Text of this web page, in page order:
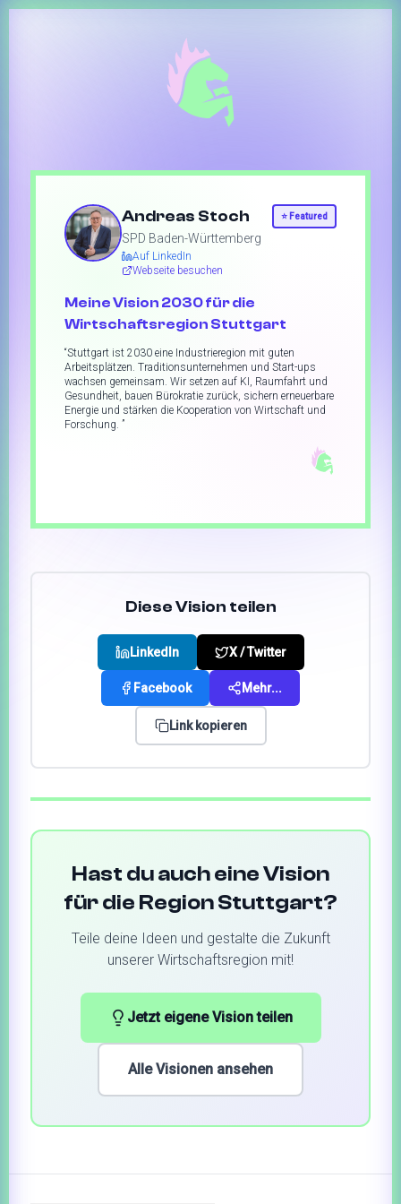
Andreas Stoch
SPD Baden-Württemberg
Auf LinkedIn
Webseite besuchen
⭐ Featured
Meine Vision 2030 für die
Wirtschaftsregion Stuttgart
“Stuttgart ist 2030 eine Industrieregion mit guten
Arbeitsplätzen. Traditionsunternehmen und Start-ups
wachsen gemeinsam. Wir setzen auf KI, Raumfahrt und
Gesundheit, bauen Bürokratie zurück, sichern erneuerbare
Energie und stärken die Kooperation von Wirtschaft und
Forschung. ”
Diese Vision teilen
LinkedIn X / Twitter
Facebook Mehr...
Link kopieren
Hast du auch eine Vision
für die Region Stuttgart?
Teile deine Ideen und gestalte die Zukunft
unserer Wirtschaftsregion mit!
Jetzt eigene Vision teilen
Alle Visionen ansehen